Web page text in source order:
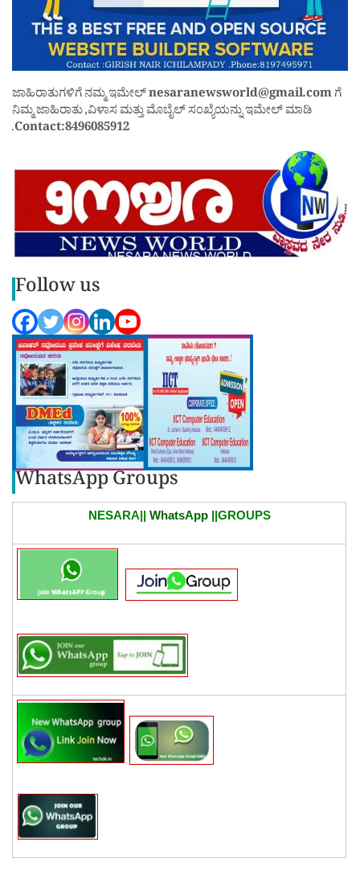
ಜಾಹಿರಾತುಗಳಿಗೆ ನಮ್ಮ ಇಮೇಲ್nesaranewsworld@gmail.comಗೆ
ನಿಮ್ಮ ಜಾಹಿರಾತು ,ವಿಳಾಸ ಮತ್ತು ಮೊಬೈಲ್ ಸಂಖ್ಯೆಯನ್ನು ಇಮೇಲ್ ಮಾಡಿ
.Contact:8496085912
Follow us
WhatsApp Groups
NESARA|| WhatsApp||GROUPS